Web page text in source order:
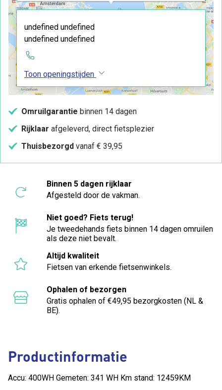
Productinformatie
Accu: 400WH Gemeten: 341 WH Km stand: 12459KM
undefined undefined
undefined undefined
Toon openingstijden
Omruilgarantie binnen 14 dagen
Rijklaar afgeleverd, direct fietsplezier
Thuisbezorgd vanaf € 39,95
Binnen 5 dagen rijklaar
Afgesteld door de vakman.
Niet goed? Fiets terug!
Je tweedehands fiets binnen 14 dagen omruilen
als deze niet bevalt.
Altijd kwaliteit
Fietsen van erkende fietsenwinkels.
Ophalen of bezorgen
Gratis ophalen of €49,95 bezorgkosten (NL &
BE).